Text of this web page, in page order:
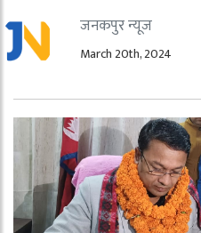
जनकपुर न्यूज
March 20th, 2024